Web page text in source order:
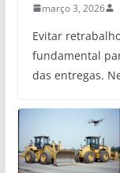
março 3, 2026
Evitar
fundamental
das entregas.